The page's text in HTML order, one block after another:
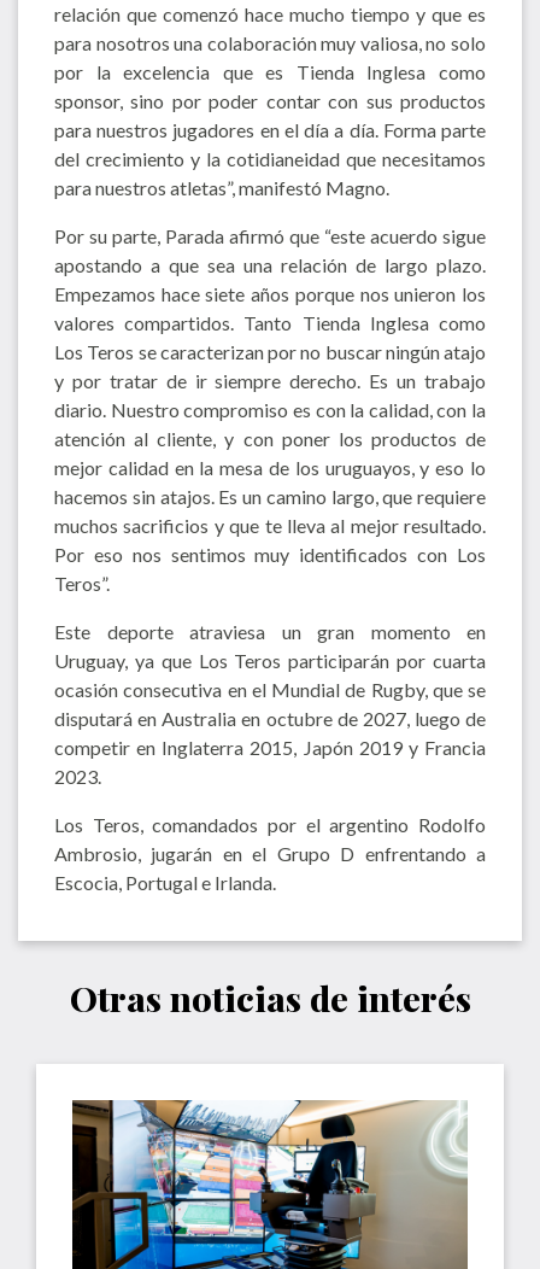
relación que comenzó hace mucho tiempo y que es
para nosotros una colaboración muy valiosa, no solo
por la excelencia que es Tienda Inglesa como
sponsor, sino por poder contar con sus productos
para nuestros jugadores en el día a día. Forma parte
del crecimiento y la cotidianeidad que necesitamos
para nuestros atletas”, manifestó Magno.
Por su parte, Parada afirmó que “este acuerdo sigue
apostando a que sea una relación de largo plazo.
Empezamos hace siete años porque nos unieron los
valores compartidos. Tanto Tienda Inglesa como
Los Teros se caracterizan por no buscar ningún atajo
y por tratar de ir siempre derecho. Es un trabajo
diario. Nuestro compromiso es con la calidad, con la
atención al cliente, y con poner los productos de
mejor calidad en la mesa de los uruguayos, y eso lo
hacemos sin atajos. Es un camino largo, que requiere
muchos sacrificios y que te lleva al mejor resultado.
Por eso nos sentimos muy identificados con Los
Teros”.
Este deporte atraviesa un gran momento en
Uruguay, ya que Los Teros participarán por cuarta
ocasión consecutiva en el Mundial de Rugby, que se
disputará en Australia en octubre de 2027, luego de
competir en Inglaterra 2015, Japón 2019 y Francia
2023.
Los Teros, comandados por el argentino Rodolfo
Ambrosio, jugarán en el Grupo D enfrentando a
Escocia, Portugal e Irlanda.
Otras noticias de interés